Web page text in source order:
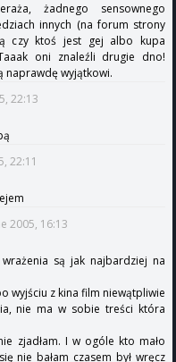
żadnego sensownego
innych (na forum strony
czy ktoś jest gej albo kupa
oni znaleźli drugie dno!
naprawdę wyjątkowi.
22:13
22:11
2005, 16:13
są jak najbardziej na
wyjściu z kina film niewątpliwie
nie ma w sobie treści która
zjadłam. I w ogóle kto mało
nie bałam czasem był wręcz